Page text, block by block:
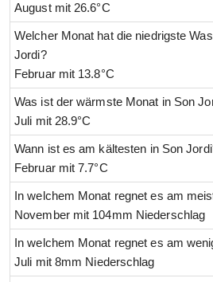
August mit 26.6°C
Welcher Monat hat die niedrigste
Jordi?
Februar mit 13.8°C
Was ist der wärmste Monat in Son
Juli mit 28.9°C
Wann ist es am kältesten in Son
Februar mit 7.7°C
In welchem Monat regnet es am
November mit 104mm Niederschlag
In welchem Monat regnet es am
Juli mit 8mm Niederschlag